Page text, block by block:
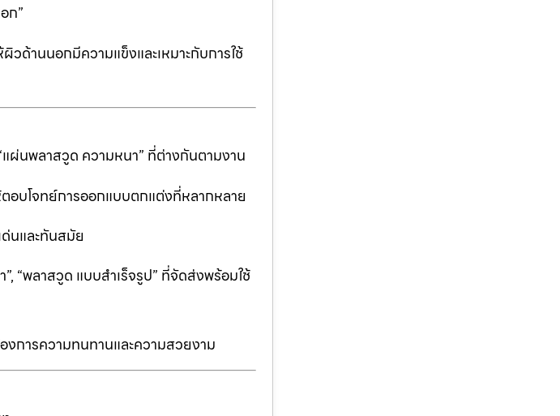
ก”
ด้านนอกมีความแข็งและเหมาะกับการใช้
ผ่นพลาสวูด ความหนา” ที่ต่างกันตามงาน
ตอบโจทย์การออกแบบตกแต่งที่หลากหลาย
ด่นและทันสมัย
“พลาสวูด แบบสำเร็จรูป” ที่จัดส่งพร้อมใช้
งการความทนทานและความสวยงาม